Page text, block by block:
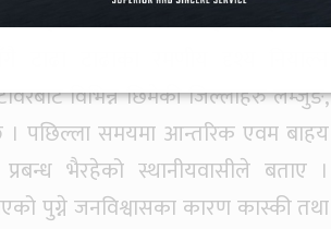
यहाँको अर्को आकर्षण हो । यहाँ नेवार
टाढाका रमणीय दृश्य नियाल्न
विभिन्न छिमेकी जिल्लाहरु लम्जुङ,
। पछिल्ला समयमा आन्तरिक एवम बाहय
भैरहेको स्थानीयवासीले बताए ।
पुग्ने जनविश्वासका कारण कास्की तथा